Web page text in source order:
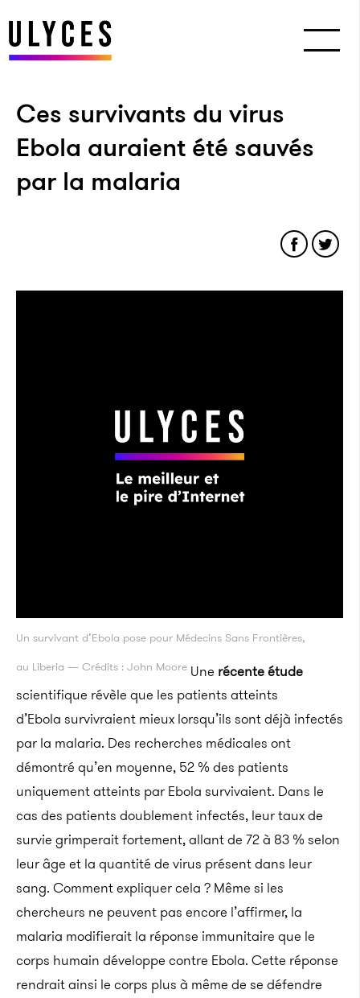
Ces survivants du virus
Ebola auraient été sauvés
par la malaria
Un survivant d’Ebola pose pour Médecins Sans Frontières,
au Liberia — Crédits : John Moore Une récente étude
scientifique révèle que les patients atteints
d’Ebola survivraient mieux lorsqu’ils sont déjà infectés
par la malaria. Des recherches médicales ont
démontré qu’en moyenne, 52 % des patients
uniquement atteints par Ebola survivaient. Dans le
cas des patients doublement infectés, leur taux de
survie grimperait fortement, allant de 72 à 83 % selon
leur âge et la quantité de virus présent dans leur
sang. Comment expliquer cela ? Même si les
chercheurs ne peuvent pas encore l’affirmer, la
malaria modifierait la réponse immunitaire que le
corps humain développe contre Ebola. Cette réponse
rendrait ainsi le corps plus à même de se défendre